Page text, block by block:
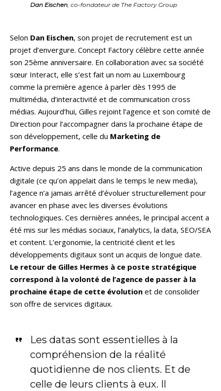
Dan Eischen, co-fondateur de The Factory Group
Selon Dan Eischen, son projet de recrutement est un
projet d’envergure. Concept Factory célèbre cette année
son 25ème anniversaire. En collaboration avec sa société
sœur Interact, elle s’est fait un nom au Luxembourg
comme la première agence à parler dès 1995 de
multimédia, d’interactivité et de communication cross
médias. Aujourd’hui, Gilles rejoint l’agence et son comité de
Direction pour l’accompagner dans la prochaine étape de
son développement, celle du Marketing de
Performance.
Active depuis 25 ans dans le monde de la communication
digitale (ce qu’on appelait dans le temps le new media),
l’agence n’a jamais arrêté d’évoluer structurellement pour
avancer en phase avec les diverses évolutions
technologiques. Ces dernières années, le principal accent a
été mis sur les médias sociaux, l’analytics, la data, SEO/SEA
et content. L’ergonomie, la centricité client et les
développements digitaux sont un acquis de longue date.
Le retour de Gilles Hermes à ce poste stratégique
correspond à la volonté de l’agence de passer à la
prochaine étape de cette évolution et de consolider
son offre de services digitaux.
Les datas sont essentielles à la
compréhension de la réalité
quotidienne de nos clients. Et de
celle de leurs clients à eux. Il